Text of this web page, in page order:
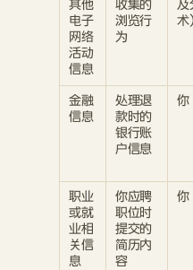
其他
电子
网络
活动
信息
收集的
浏览行
为
及
术）
金融
信息
处理退
款时的
银行账
户信息
你
职业
或就
业相
关信
息
你应聘
职位时
提交的
简历内
容
你